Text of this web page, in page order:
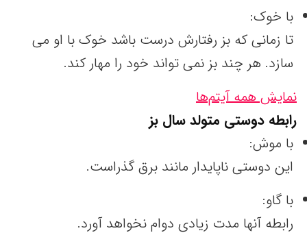
با خوک:
تا زمانی که بز رفتارش درست باشد خوک با او می
سازد. هر چند بز نمی تواند خود را مهار کند.
نمایش همه آیتم‌ها
رابطه دوستی متولد سال بز
با موش:
این دوستی ناپایدار مانند برق گذراست.
با گاو:
رابطه آنها مدت زیادی دوام نخواهد آورد.